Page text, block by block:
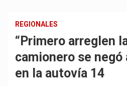
REGIONALES
“Primero arreglen
camionero se negó
en la autovía 14